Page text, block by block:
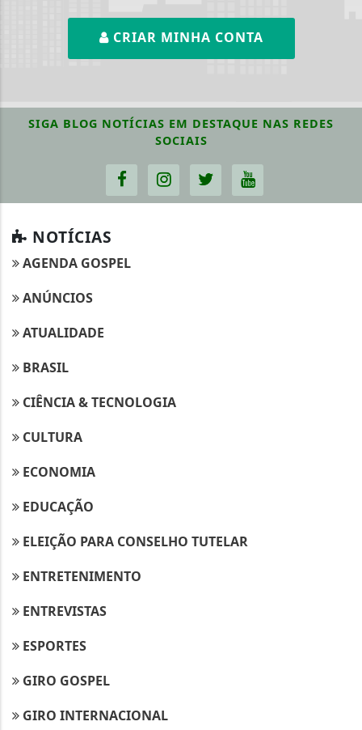
CRIAR MINHA CONTA
SIGA BLOG NOTÍCIAS EM DESTAQUE NAS REDES
SOCIAIS
NOTÍCIAS
AGENDA GOSPEL
ANÚNCIOS
ATUALIDADE
BRASIL
CIÊNCIA & TECNOLOGIA
CULTURA
ECONOMIA
EDUCAÇÃO
ELEIÇÃO PARA CONSELHO TUTELAR
ENTRETENIMENTO
ENTREVISTAS
ESPORTES
GIRO GOSPEL
GIRO INTERNACIONAL